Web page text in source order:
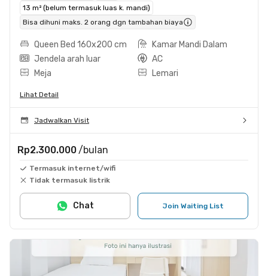
13 m² (belum termasuk luas k. mandi)
Bisa dihuni maks. 2 orang dgn tambahan biaya
Queen Bed 160x200 cm
Kamar Mandi Dalam
Jendela arah luar
AC
Meja
Lemari
Lihat Detail
Jadwalkan Visit
Rp2.300.000 /bulan
Termasuk internet/wifi
Tidak termasuk listrik
Join Waiting List
Chat